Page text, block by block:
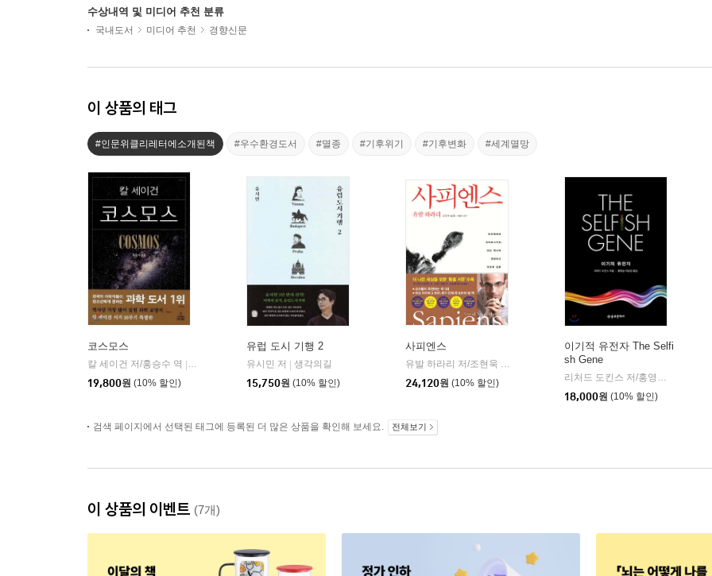
수상내역 및 미디어 추천 분류
국내도서 미디어 추천 경향신문
이 상품의 태그
#인문위클리레터에소개된책 #우수환경도서 #멸종 #기후위기 #기후변화 #세계멸망
코스모스
칼 세이건 저/홍승수 역
사이언스북스
19,800원 (10% 할인)
유럽 도시 기행 2
유시민 저
생각의길
15,750원 (10% 할인)
사피엔스
유발 하라리 저/조현욱 역/이태수 감수 | 김영사
24,120원 (10% 할인)
이기적 유전자 The Selfi
sh Gene
리처드 도킨스 저/홍영남,이상임 공역
18,000원 (10% 할인)
검색 페이지에서 선택된 태그에 등록된 더 많은 상품을 확인해 보세요. 전체보기
이 상품의 이벤트 (7개)